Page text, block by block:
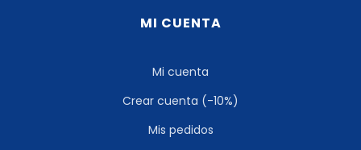
MI CUENTA
Mi cuenta
Crear cuenta (-10%)
Mis pedidos